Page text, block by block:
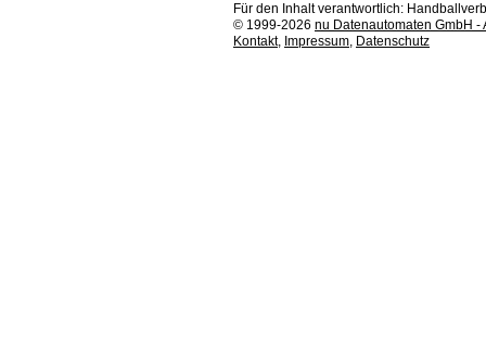
Für den Inhalt verantwortlich:
© 1999-2026 nu Datenautomaten GmbH
Kontakt, Impressum, Datenschutz